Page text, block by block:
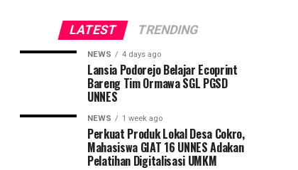
LATEST TRENDING
NEWS 4 days ago
Lansia Podorejo Belajar Ecoprint
Bareng Tim Ormawa SGL PGSD
UNNES
NEWS 1 week ago
Perkuat Produk Lokal Desa Cokro,
Mahasiswa GIAT 16 UNNES Adakan
Pelatihan Digitalisasi UMKM